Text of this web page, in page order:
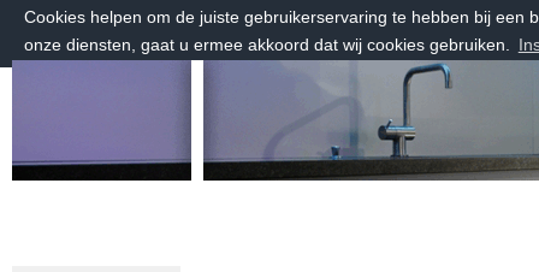
Cookies helpen om de juiste gebruikerservaring te hebben bij een
onze diensten, gaat u ermee akkoord dat wij cookies gebruiken.